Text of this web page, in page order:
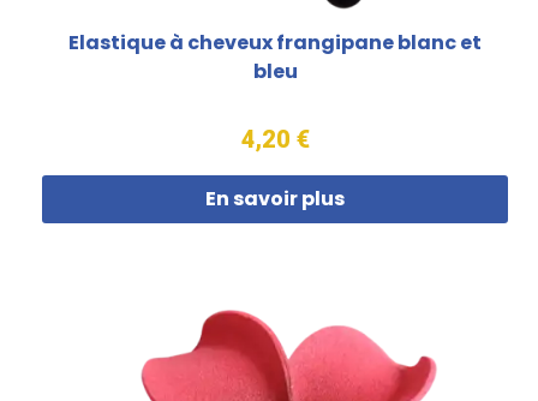
Elastique à cheveux frangipane blanc et
bleu
4,20 €
En savoir plus